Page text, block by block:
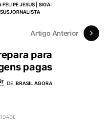
FELIPE JESUS | SIGA:
Artigo Anterior
para
pagas
DE BRASIL AGORA